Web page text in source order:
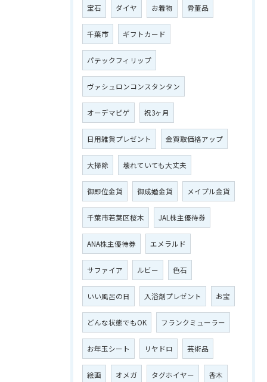
宝石 ダイヤ お着物 骨董品
千葉市 ギフトカード
パテックフィリップ
ヴァシュロンコンスタンタン
オーデマピゲ 祝3ヶ月
日用雑貨プレゼント 金買取価格アップ
大掃除 壊れていても大丈夫
御即位金貨 御成婚金貨 メイプル金貨
千葉市若葉区桜木 JAL株主優待券
ANA株主優待券 エメラルド
サファイア ルビー 色石
いい風呂の日 入浴剤プレゼント お宝
どんな状態でもOK フランクミューラー
お年玉シート リヤドロ 芸術品
絵画 オメガ タグホイヤー 香木